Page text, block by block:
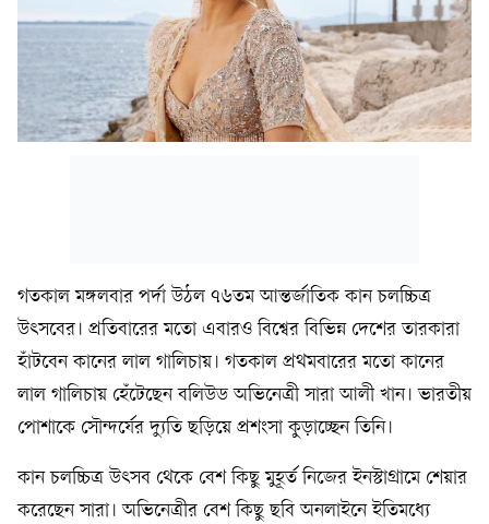
গতকাল মঙ্গলবার পর্দা উঠল ৭৬তম আন্তর্জাতিক কান চলচ্চিত্র
উৎসবের। প্রতিবারের মতো এবারও বিশ্বের বিভিন্ন দেশের তারকারা
হাঁটবেন কানের লাল গালিচায়। গতকাল প্রথমবারের মতো কানের
লাল গালিচায় হেঁটেছেন বলিউড অভিনেত্রী সারা আলী খান। ভারতীয়
পোশাকে সৌন্দর্যের দ্যুতি ছড়িয়ে প্রশংসা কুড়াচ্ছেন তিনি।
কান চলচ্চিত্র উৎসব থেকে বেশ কিছু মুহূর্ত নিজের ইনস্টাগ্রামে শেয়ার
করেছেন সারা। অভিনেত্রীর বেশ কিছু ছবি অনলাইনে ইতিমধ্যে